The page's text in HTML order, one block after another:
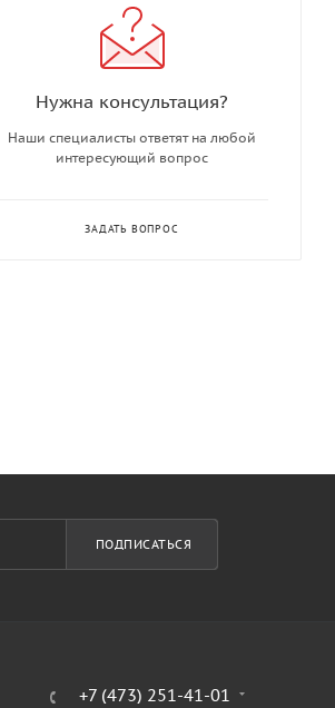
Нужна консультация?
Наши специалисты ответят на любой
интересующий вопрос
ЗАДАТЬ ВОПРОС
ПОДПИСАТЬСЯ
+7 (473) 251-41-01